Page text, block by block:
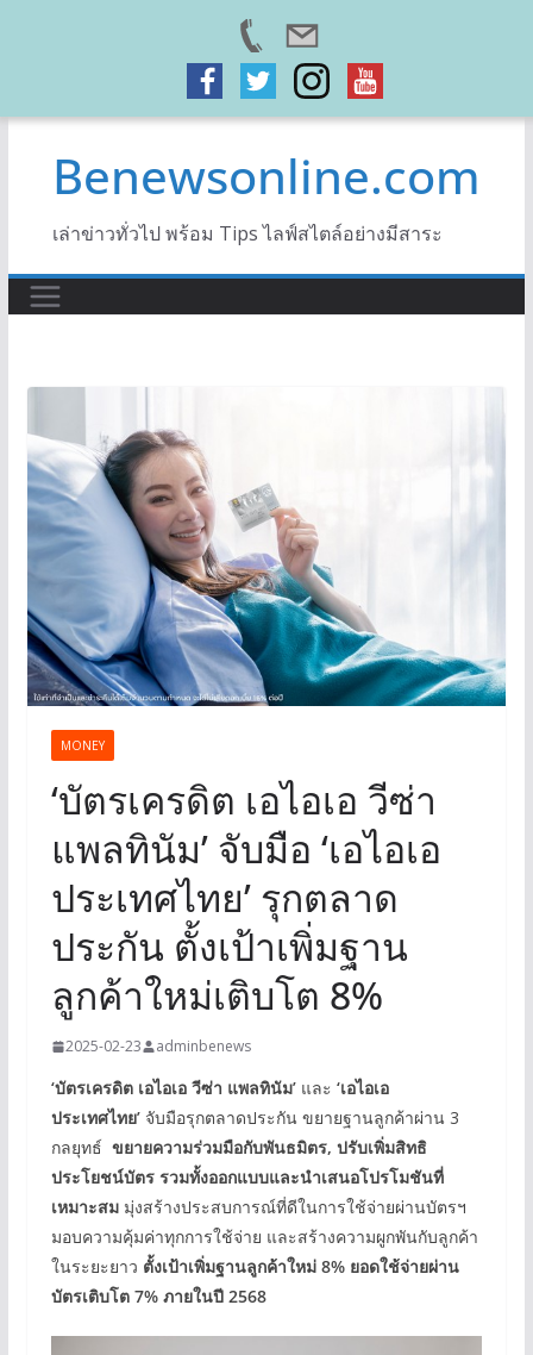
contentBenewsonline.com
เล่าข่าวทั่วไป พร้อม Tips ไลฟ์สไตล์อย่างมีสาระ
MONEY
‘บัตรเครดิต เอไอเอ วีซ่า
แพลทินัม’ จับมือ ‘เอไอเอ
ประเทศไทย’ รุกตลาด
ประกัน ตั้งเป้าเพิ่มฐาน
ลูกค้าใหม่เติบโต 8%
2025-02-23 adminbenews
‘บัตรเครดิต เอไอเอ วีซ่า แพลทินัม’และ ‘เอไอเอ
ประเทศไทย’จับมือรุกตลาดประกัน ขยายฐานลูกค้าผ่าน 3
กลยุทธ์ ขยายความร่วมมือกับพันธมิตร, ปรับเพิ่มสิทธิ
ประโยชน์บัตร รวมทั้งออกแบบและนำเสนอโปรโมชันที่
เหมาะสม มุ่งสร้างประสบการณ์ที่ดีในการใช้จ่ายผ่านบัตรฯ
มอบความคุ้มค่าทุกการใช้จ่าย และสร้างความผูกพันกับลูกค้า
ในระยะยาว ตั้งเป้าเพิ่มฐานลูกค้าใหม่ 8% ยอดใช้จ่ายผ่าน
บัตรเติบโต 7% ภายในปี 2568